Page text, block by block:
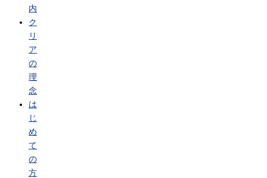
内
ク
リ
ア
の
理
念
は
じ
め
て
の
方